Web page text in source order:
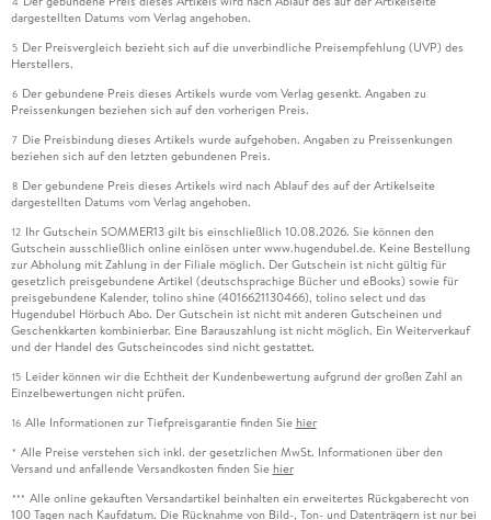
dargestellten Datums vom Verlag angehoben.
5 Der Preisvergleich bezieht sich auf die unverbindliche Preisempfehlung (UVP) des
Herstellers.
6 Der gebundene Preis dieses Artikels wurde vom Verlag gesenkt. Angaben zu
Preissenkungen beziehen sich auf den vorherigen Preis.
7 Die Preisbindung dieses Artikels wurde aufgehoben. Angaben zu Preissenkungen
beziehen sich auf den letzten gebundenen Preis.
8 Der gebundene Preis dieses Artikels wird nach Ablauf des auf der Artikelseite
dargestellten Datums vom Verlag angehoben.
12 Ihr Gutschein SOMMER13 gilt bis einschließlich 10.08.2026. Sie können den
Gutschein ausschließlich online einlösen unter www.hugendubel.de. Keine Bestellung
zur Abholung mit Zahlung in der Filiale möglich. Der Gutschein ist nicht gültig für
gesetzlich preisgebundene Artikel (deutschsprachige Bücher und eBooks) sowie für
preisgebundene Kalender, tolino shine (4016621130466), tolino select und das
Hugendubel Hörbuch Abo. Der Gutschein ist nicht mit anderen Gutscheinen und
Geschenkkarten kombinierbar. Eine Barauszahlung ist nicht möglich. Ein Weiterverkauf
und der Handel des Gutscheincodes sind nicht gestattet.
15 Leider können wir die Echtheit der Kundenbewertung aufgrund der großen Zahl an
Einzelbewertungen nicht prüfen.
16 Alle Informationen zur Tiefpreisgarantie finden Sie hier
* Alle Preise verstehen sich inkl. der gesetzlichen MwSt. Informationen über den
Versand und anfallende Versandkosten finden Sie hier
*** Alle online gekauften Versandartikel beinhalten ein erweitertes Rückgaberecht von
100 Tagen nach Kaufdatum. Die Rücknahme von Bild-, Ton- und Datenträgern ist nur bei